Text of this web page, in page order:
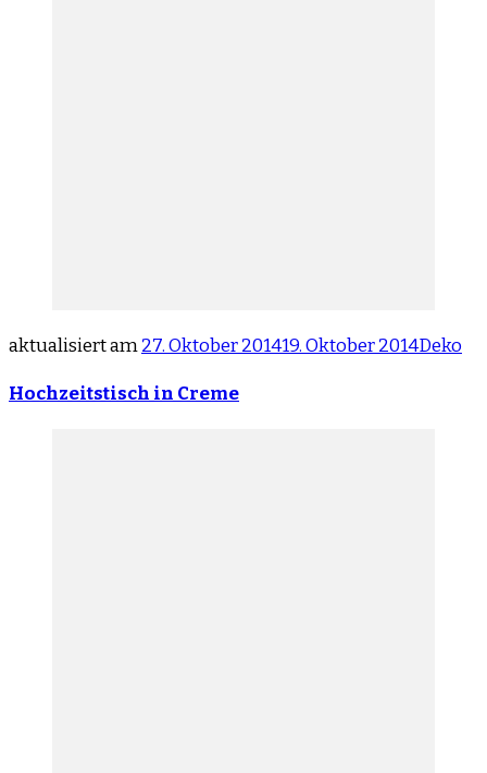
aktualisiert am27. Oktober 201419. Oktober 2014Deko
Hochzeitstisch in Creme